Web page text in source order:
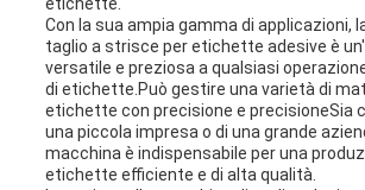
etichette.
Con la sua ampia gamma di applicazioni,
taglio a strisce per etichette adesive è
versatile e preziosa a qualsiasi
di etichette.Può gestire una varietà di
etichette con precisione e precisioneSia
una piccola impresa o di una grande
macchina è indispensabile per una
etichette efficiente e di alta qualità.